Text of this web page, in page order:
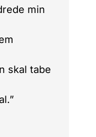
min
skal tabe